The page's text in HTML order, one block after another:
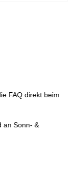
FAQ direkt beim
an Sonn- &